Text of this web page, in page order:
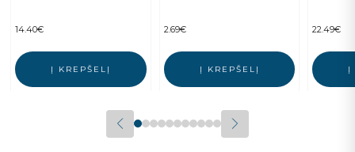
14.40€
Į KREPŠELĮ
2.69€
Į KREPŠELĮ
22.49€
Į